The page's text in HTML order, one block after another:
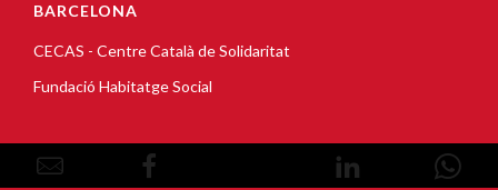
BARCELONA
CECAS - Centre Català de Solidaritat
Fundació Habitatge Social
© Copyright 2026, Càritas Barcelona |Avís Legal|